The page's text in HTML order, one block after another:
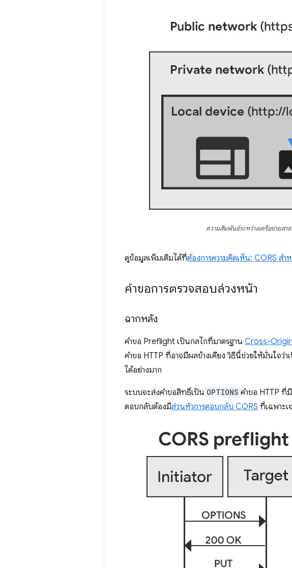
ความสัมพันธ์ระหว่างเครือข่ายสา
ดูข้อมูลเพิ่มเติมได้ที่ต้องการความคิดเห็น: CORS สำ
คำขอการตรวจสอบล่วงหน้า
ฉากหลัง
คําขอ Preflight เป็นกลไกที่มาตรฐาน Cross-
คําขอ HTTP ที่อาจมีผลข้างเคียง วิธีนี้ช่วยให้มั่นใจว่า
ได้อย่างมาก
ระบบจะส่งคำขอสิทธิ์เป็น OPTIONS คำขอ HTTP ที่มี
ตอบกลับต้องมีส่วนหัวการตอบกลับ CORS ที่เฉพาะเ